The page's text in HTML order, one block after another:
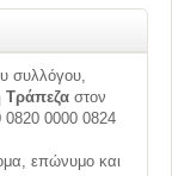
συλλόγου,
Τράπεζα στον
0820 0000 0824
επώνυμο και